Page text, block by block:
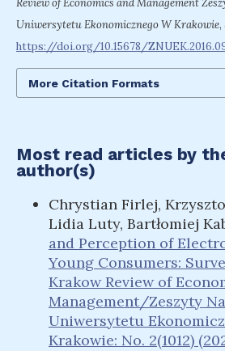
Review of Economics and Management
Uniwersytetu Ekonomicznego W Krakowie,
https://doi.org/10.15678/
More Citation Formats
Most read articles by
author(s)
Chrystian Firlej,
Lidia Luty, Bartłomiej
and Perception of
Young Consumers:
Krakow Review of
Management/Zeszyty
Uniwersytetu
Krakowie: No. 2(1012)